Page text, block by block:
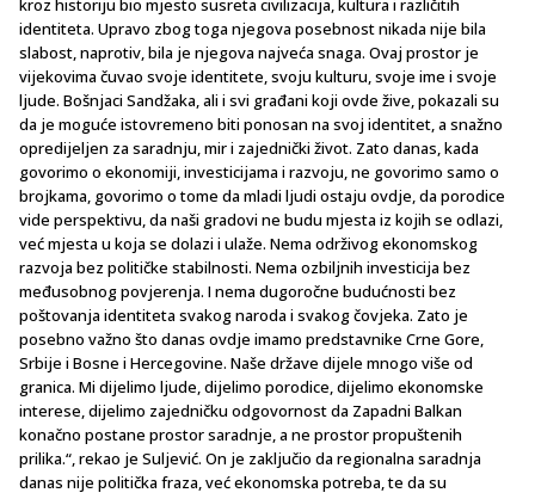
kroz historiju bio mjesto susreta civilizacija, kultura i različitih
identiteta. Upravo zbog toga njegova posebnost nikada nije bila
slabost, naprotiv, bila je njegova najveća snaga. Ovaj prostor je
vijekovima čuvao svoje identitete, svoju kulturu, svoje ime i svoje
ljude. Bošnjaci Sandžaka, ali i svi građani koji ovde žive, pokazali su
da je moguće istovremeno biti ponosan na svoj identitet, a snažno
opredijeljen za saradnju, mir i zajednički život. Zato danas, kada
govorimo o ekonomiji, investicijama i razvoju, ne govorimo samo o
brojkama, govorimo o tome da mladi ljudi ostaju ovdje, da porodice
vide perspektivu, da naši gradovi ne budu mjesta iz kojih se odlazi,
već mjesta u koja se dolazi i ulaže. Nema održivog ekonomskog
razvoja bez političke stabilnosti. Nema ozbiljnih investicija bez
međusobnog povjerenja. I nema dugoročne budućnosti bez
poštovanja identiteta svakog naroda i svakog čovjeka. Zato je
posebno važno što danas ovdje imamo predstavnike Crne Gore,
Srbije i Bosne i Hercegovine. Naše države dijele mnogo više od
granica. Mi dijelimo ljude, dijelimo porodice, dijelimo ekonomske
interese, dijelimo zajedničku odgovornost da Zapadni Balkan
konačno postane prostor saradnje, a ne prostor propuštenih
prilika.“, rekao je Suljević. On je zaključio da regionalna saradnja
danas nije politička fraza, već ekonomska potreba, te da su